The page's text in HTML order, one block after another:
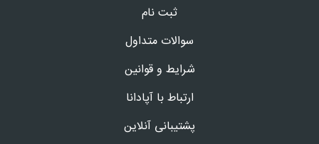
ثبت نام
سوالات متداول
شرایط و قوانین
ارتباط با آپادانا
پشتیبانی آنلاین